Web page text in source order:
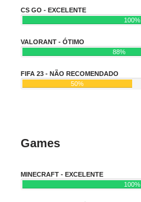
CS GO - EXCELENTE
100%
VALORANT - ÓTIMO
88%
FIFA 23 - NÃO RECOMENDADO
50%
Games
MINECRAFT - EXCELENTE
100%